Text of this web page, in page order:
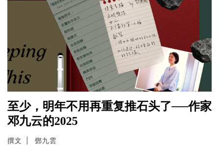
至少，明年不用再重复推石头了──作家
邓九云的2025
撰文 鄧九雲